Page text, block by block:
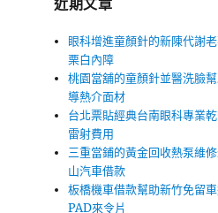
近期文章
眼科增進童顏針的新陳代謝
栗白內障
桃園當舖的童顏針並醫洗臉
導熱介面材
台北票貼經典台南眼科專業
雷射費用
三重當鋪的黃金回收熱泵維
山汽車借款
板橋機車借款幫助新竹免留
PAD來令片